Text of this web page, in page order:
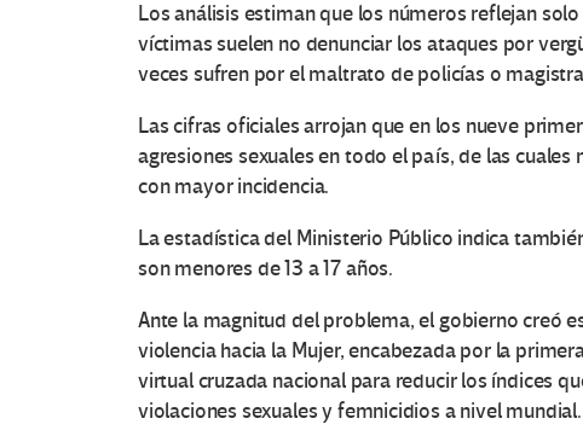
Los análisis estiman que los números reflejan
víctimas suelen no denunciar los ataques por
veces sufren por el maltrato de policías o
Las cifras oficiales arrojan que en los nueve
agresiones sexuales en todo el país, de las
con mayor incidencia.
La estadística del Ministerio Público indica
son menores de 13 a 17 años.
Ante la magnitud del problema, el gobierno creó
violencia hacia la Mujer, encabezada por la
virtual cruzada nacional para reducir los índices
violaciones sexuales y femnicidios a nivel mundial.